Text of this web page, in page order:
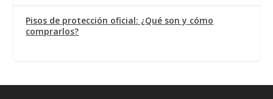
Pisos de protección oficial: ¿Qué son y cómo
comprarlos?